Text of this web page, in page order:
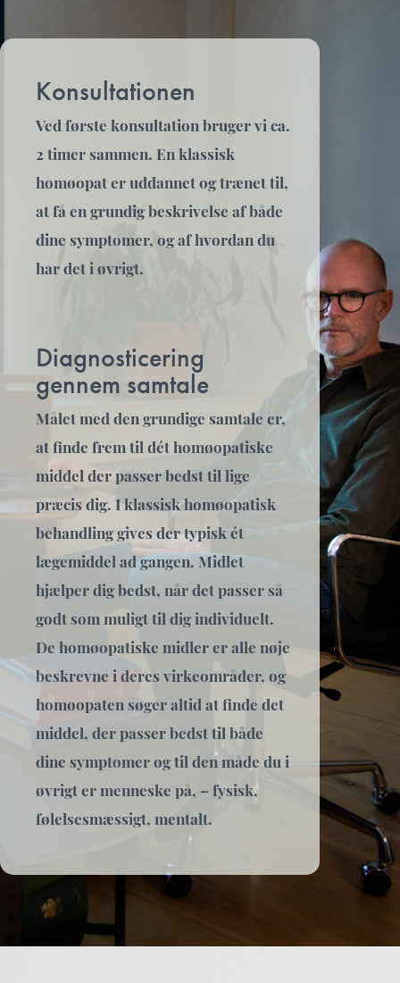
Konsultationen
Ved første konsultation bruger vi ca.
2 timer sammen. En klassisk
homøopat er uddannet og trænet til,
at få en grundig beskrivelse af både
dine symptomer, og af hvordan du
har det i øvrigt.
Diagnosticering
gennem samtale
Målet med den grundige samtale er,
at finde frem til dét homøopatiske
middel der passer bedst til lige
præcis dig. I klassisk homøopatisk
behandling gives der typisk ét
lægemiddel ad gangen. Midlet
hjælper dig bedst, når det passer så
godt som muligt til dig individuelt.
De homøopatiske midler er alle nøje
beskrevne i deres virkeområder, og
homøopaten søger altid at finde det
middel, der passer bedst til både
dine symptomer og til den måde du i
øvrigt er menneske på, – fysisk,
følelsesmæssigt, mentalt.